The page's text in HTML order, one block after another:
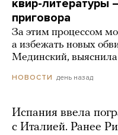
квир-литературы
приговора
За этим процессом
а избежать новых
Мединский, выяснила
НОВОСТИ день назад
Испания ввела
с Италией. Ранее